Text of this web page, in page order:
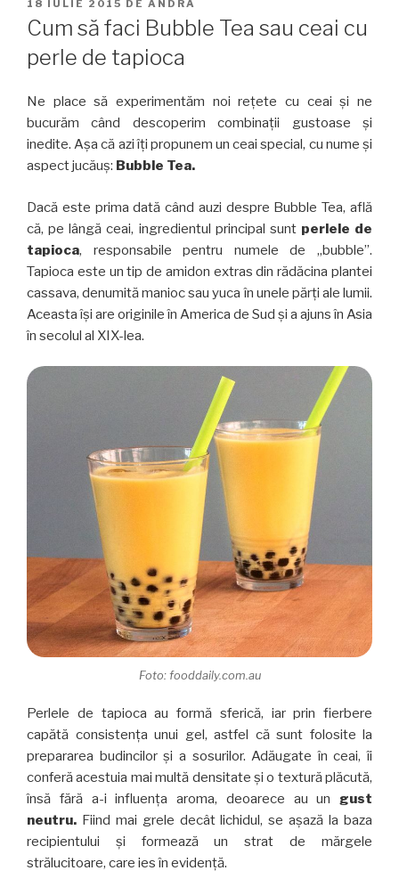
PE
18 IULIE 2015 DE ANDRA
Cum să faci Bubble Tea sau ceai cu
perle de tapioca
Ne place să experimentăm noi reţete cu ceai şi ne
bucurăm când descoperim combinaţii gustoase şi
inedite. Aşa că azi îţi propunem un ceai special, cu nume şi
aspect jucăuş: Bubble Tea.
Dacă este prima dată când auzi despre Bubble Tea, află
că, pe lângă ceai, ingredientul principal sunt perlele de
tapioca, responsabile pentru numele de „bubble”.
Tapioca este un tip de amidon extras din rădăcina plantei
cassava, denumită manioc sau yuca în unele părţi ale lumii.
Aceasta îşi are originile în America de Sud şi a ajuns în Asia
în secolul al XIX-lea.
Foto: fooddaily.com.au
Perlele de tapioca au formă sferică, iar prin fierbere
capătă consistenţa unui gel, astfel că sunt folosite la
prepararea budincilor şi a sosurilor. Adăugate în ceai, îi
conferă acestuia mai multă densitate şi o textură plăcută,
însă fără a-i influenţa aroma, deoarece au un gust
neutru. Fiind mai grele decât lichidul, se aşază la baza
recipientului şi formează un strat de mărgele
strălucitoare, care ies în evidenţă.